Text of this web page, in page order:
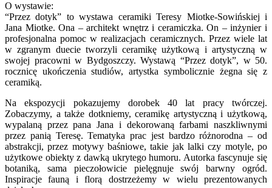
O wystawie:
“Przez dotyk” to wystawa ceramiki Teresy Miotke-Sowińskiej i
Jana Miotke. Ona – architekt wnętrz i ceramiczka. On – inżynier i
profesjonalna pomoc w realizacjach ceramicznych. Przez wiele lat
w zgranym duecie tworzyli ceramikę użytkową i artystyczną w
swojej pracowni w Bydgoszczy. Wystawą “Przez dotyk”, w 50.
rocznicę ukończenia studiów, artystka symbolicznie żegna się z
ceramiką.
Na ekspozycji pokazujemy dorobek 40 lat pracy twórczej.
Zobaczymy, a także dotkniemy, ceramikę artystyczną i użytkową,
wypalaną przez pana Jana i dekorowaną farbami naszkliwnymi
przez panią Teresę. Tematyka prac jest bardzo różnorodna – od
abstrakcji, przez motywy baśniowe, takie jak lalki czy motyle, po
użytkowe obiekty z dawką ukrytego humoru. Autorka fascynuje się
botaniką, sama pieczołowicie pielęgnuje swój barwny ogród.
Inspiracje fauną i florą dostrzeżemy w wielu prezentowanych